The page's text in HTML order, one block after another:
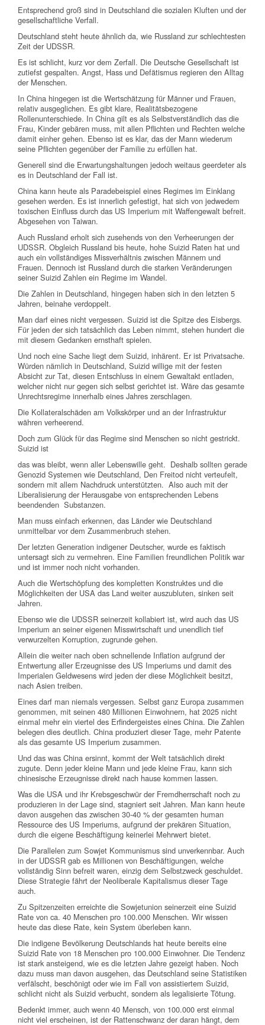
Entsprechend groß sind in Deutschland die sozialen Kluften und der
gesellschaftliche Verfall.
Deutschland steht heute ähnlich da, wie Russland zur schlechtesten
Zeit der UDSSR.
Es ist schlicht, kurz vor dem Zerfall. Die Deutsche Gesellschaft ist
zutiefst gespalten. Angst, Hass und Defätismus regieren den Alltag
der Menschen.
In China hingegen ist die Wertschätzung für Männer und Frauen,
relativ ausgeglichen. Es gibt klare, Realitätsbezogene
Rollenunterschiede. In China gilt es als Selbstverständlich das die
Frau, Kinder gebären muss, mit allen Pflichten und Rechten welche
damit einher gehen. Ebenso ist es klar, das der Mann wiederum
seine Pflichten gegenüber der Familie zu erfüllen hat.
Generell sind die Erwartungshaltungen jedoch weitaus geerdeter als
es in Deutschland der Fall ist.
China kann heute als Paradebeispiel eines Regimes im Einklang
gesehen werden. Es ist innerlich gefestigt, hat sich von jedwedem
toxischen Einfluss durch das US Imperium mit Waffengewalt befreit.
Abgesehen von Taiwan.
Auch Russland erholt sich zusehends von den Verheerungen der
UDSSR. Obgleich Russland bis heute, hohe Suizid Raten hat und
auch ein vollständiges Missverhältnis zwischen Männern und
Frauen. Dennoch ist Russland durch die starken Veränderungen
seiner Suizid Zahlen ein Regime im Wandel.
Die Zahlen in Deutschland, hingegen haben sich in den letzten 5
Jahren, beinahe verdoppelt.
Man darf eines nicht vergessen. Suizid ist die Spitze des Eisbergs.
Für jeden der sich tatsächlich das Leben nimmt, stehen hundert die
mit diesem Gedanken ernsthaft spielen.
Und noch eine Sache liegt dem Suizid, inhärent. Er ist Privatsache.
Würden nämlich in Deutschland, Suizid willige mit der festen
Absicht zur Tat, diesen Entschluss in einem Gewaltakt entladen,
welcher nicht nur gegen sich selbst gerichtet ist. Wäre das gesamte
Unrechtsregime innerhalb eines Jahres zerschlagen.
Die Kollateralschäden am Volkskörper und an der Infrastruktur
währen verheerend.
Doch zum Glück für das Regime sind Menschen so nicht gestrickt.
Suizid ist
das was bleibt, wenn aller Lebenswille geht. Deshalb sollten gerade
Genozid Systemen wie Deutschland, Den Freitod nicht verteufelt,
sondern mit allem Nachdruck unterstützten. Also auch mit der
Liberalisierung der Herausgabe von entsprechenden Lebens
beendenden Substanzen.
Man muss einfach erkennen, das Länder wie Deutschland
unmittelbar vor dem Zusammenbruch stehen.
Der letzten Generation indigener Deutscher, wurde es faktisch
untersagt sich zu vermehren. Eine Familien freundlichen Politik war
und ist immer noch nicht vorhanden.
Auch die Wertschöpfung des kompletten Konstruktes und die
Möglichkeiten der USA das Land weiter auszubluten, sinken seit
Jahren.
Ebenso wie die UDSSR seinerzeit kollabiert ist, wird auch das US
Imperium an seiner eigenen Misswirtschaft und unendlich tief
verwurzelten Korruption, zugrunde gehen.
Allein die weiter nach oben schnellende Inflation aufgrund der
Entwertung aller Erzeugnisse des US Imperiums und damit des
Imperialen Geldwesens wird jeden der diese Möglichkeit besitzt,
nach Asien treiben.
Eines darf man niemals vergessen. Selbst ganz Europa zusammen
genommen, mit seinen 480 Millionen Einwohnern, hat 2025 nicht
einmal mehr ein viertel des Erfindergeistes eines China. Die Zahlen
belegen dies deutlich. China produziert dieser Tage, mehr Patente
als das gesamte US Imperium zusammen.
Und das was China ersinnt, kommt der Welt tatsächlich direkt
zugute. Denn jeder kleine Mann und jede kleine Frau, kann sich
chinesische Erzeugnisse direkt nach hause kommen lassen.
Was die USA und ihr Krebsgeschwür der Fremdherrschaft noch zu
produzieren in der Lage sind, stagniert seit Jahren. Man kann heute
davon ausgehen das zwischen 30-40 % der gesamten human
Ressource des US Imperiums, aufgrund der prekären Situation,
durch die eigene Beschäftigung keinerlei Mehrwert bietet.
Die Parallelen zum Sowjet Kommunismus sind unverkennbar. Auch
in der UDSSR gab es Millionen von Beschäftigungen, welche
vollständig Sinn befreit waren, einzig dem Selbstzweck geschuldet.
Diese Strategie fährt der Neoliberale Kapitalismus dieser Tage
auch.
Zu Spitzenzeiten erreichte die Sowjetunion seinerzeit eine Suizid
Rate von ca. 40 Menschen pro 100.000 Menschen. Wir wissen
heute das diese Rate, kein System überleben kann.
Die indigene Bevölkerung Deutschlands hat heute bereits eine
Suizid Rate von 18 Menschen pro 100.000 Einwohner. Die Tendenz
ist stark ansteigend, wie es die letzten Jahre gezeigt haben. Noch
dazu muss man davon ausgehen, das Deutschland seine Statistiken
verfälscht, beschönigt oder wie im Fall von assistiertem Suizid,
schlicht nicht als Suizid verbucht, sondern als legalisierte Tötung.
Bedenkt immer, auch wenn 40 Mensch, von 100.000 erst einmal
nicht viel erscheinen, ist der Rattenschwanz der daran hängt, dem